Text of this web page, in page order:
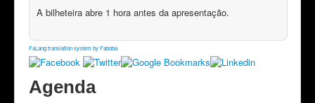
A bilheteira abre 1 hora antes da apresentação.
FaLang translation system by Faboba
Agenda